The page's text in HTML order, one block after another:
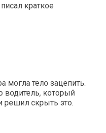
краткое
могла тело зацепить.
водитель, который
решил скрыть это.